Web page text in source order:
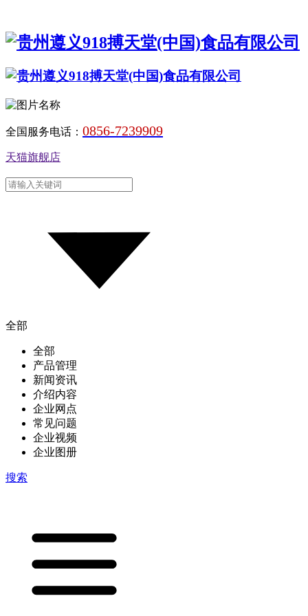
全国服务电话： 0856-7239909
天猫旗舰店
全部
全部
产品管理
新闻资讯
介绍内容
企业网点
常见问题
企业视频
企业图册
搜索